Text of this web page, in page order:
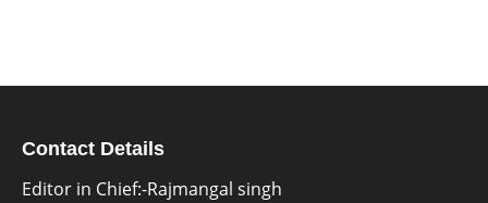
Contact Details
Editor in Chief:-Rajmangal singh